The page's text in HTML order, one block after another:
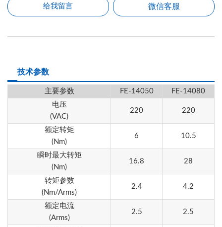
给我留言 微信客服
技术参数
主要参数 FE-14050
FE-14080
电压
(VAC)
220 220
额定转矩
(Nm)
6 10.5
瞬时最大转矩
(Nm)
16.8 28
转矩参数
(Nm/Arms)
2.4 4.2
额定电流
(Arms)
2.5 2.5